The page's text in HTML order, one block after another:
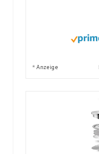
* Anzeige